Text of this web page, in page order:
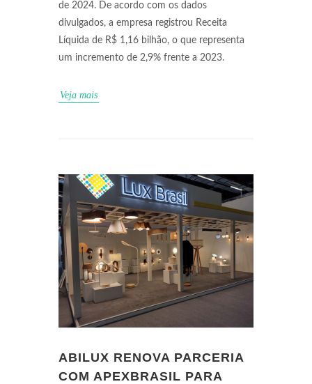
de 2024. De acordo com os dados
divulgados, a empresa registrou Receita
Líquida de R$ 1,16 bilhão, o que representa
um incremento de 2,9% frente a 2023.
Veja mais
ABILUX RENOVA PARCERIA
COM APEXBRASIL PARA